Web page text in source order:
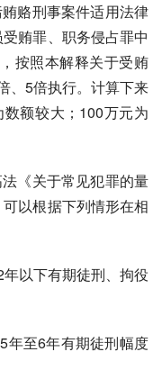
赂刑事案件适用法律
贿罪、职务侵占罪中
按照本解释关于受贿
、5倍执行。计算下来
额较大；100万元为
《关于常见犯罪的量
以根据下列情形在相
年以下有期徒刑、拘役
年至6年有期徒刑幅度